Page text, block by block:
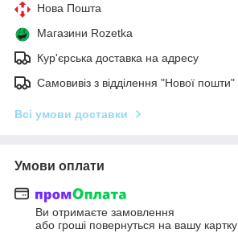
Нова Пошта
Магазини Rozetka
Кур'єрська доставка на адресу
Самовивіз з відділення "Нової пошти"
Всі умови доставки
Умови оплати
Ви отримаєте замовлення
або гроші повернуться на вашу картку